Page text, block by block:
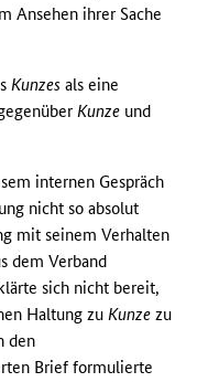
Ansehen ihrer Sache
Kunzes als eine
Kunze und
internen Gespräch
nicht so absolut
mit seinem Verhalten
dem Verband
sich nicht bereit,
Haltung zuKunze zu
den
Brief formulierte